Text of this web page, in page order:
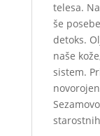
telesa.
še
detoks.
naše
sistem.